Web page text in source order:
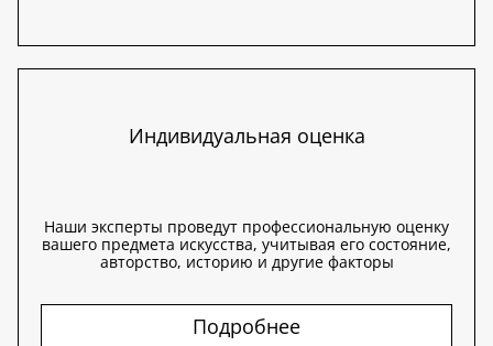
Индивидуальная оценка
Наши эксперты проведут профессиональную оценку
вашего предмета искусства, учитывая его состояние,
авторство, историю и другие факторы
Подробнее